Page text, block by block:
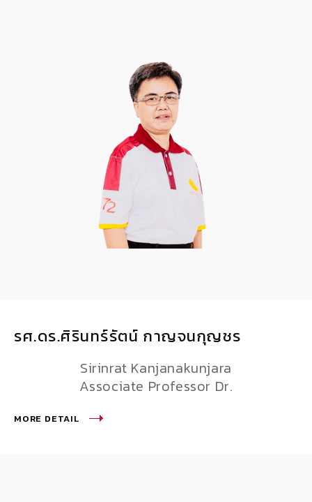
รศ.ดร.ศิรินทร์รัตน์ กาญจนกุญชร
Sirinrat Kanjanakunjara
Associate Professor Dr.
MORE DETAIL